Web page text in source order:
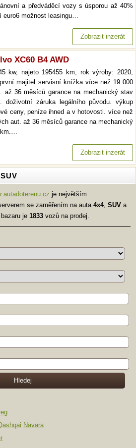
a předváděcí vozy s úsporou až 40%
euro6 možnost leasingu…
Zobrazit inzerát
XC60 B4 AWD
kw, najeto 195455 km, rok výroby: 2020,
majitel servisní knížka více než 19 000
až 36 měsíců garance na mechanický stav
doživotní záruka legálního původu. výkup
ceny, peníze ihned a v hotovosti. více než
aut. až 36 měsíců garance na mechanický
km.…
Zobrazit inzerát
je největším
se zaměřením na auta 4x4, SUV a
je 1833 vozů na prodej.
Navara